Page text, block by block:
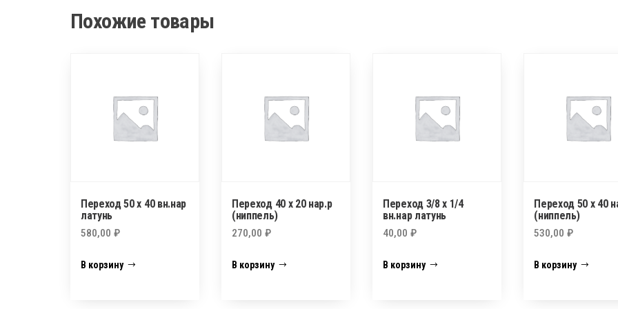
Похожие товары
Переход 50 х 40 вн.нар
латунь
580,00 ₽
В корзину
Переход 40 х 20 нар.р
(ниппель)
270,00₽
В корзину
Переход 3/8 х 1/4
вн.нар латунь
40,00₽
В корзину
Переход 50 х 40
(ниппель)
530,00₽
В корзину